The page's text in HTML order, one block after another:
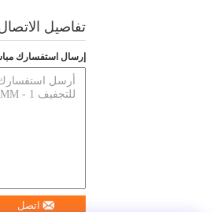
تفاصيل
إرسال استفسارك
اتصل